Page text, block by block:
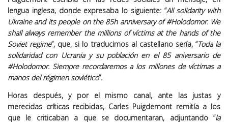
lengua inglesa, donde expresaba lo siguiente: “All solidarity with
Ukraine and its people on the 85h anniversary of #Holodomor. We
shall always remember the millions of víctims at the hands of the
Soviet regime”, que, si lo traducimos al castellano sería, “Toda la
solidaridad con Ucrania y su población en el 85 aniversario de
#Holodomor. Siempre recordaremos a los millones de víctimas a
manos del régimen soviético”.
Horas después, y por el mismo canal, ante las justas y
merecidas críticas recibidas, Carles Puigdemont remitía a los
que le criticaban a que se documentaran, adjuntando “la